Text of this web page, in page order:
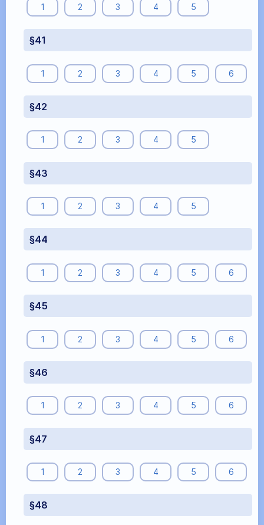
1 2 3 4 5
§41
1 2 3 4 5 6
§42
1 2 3 4 5
§43
1 2 3 4 5
§44
1 2 3 4 5 6
§45
1 2 3 4 5 6
§46
1 2 3 4 5 6
§47
1 2 3 4 5 6
§48